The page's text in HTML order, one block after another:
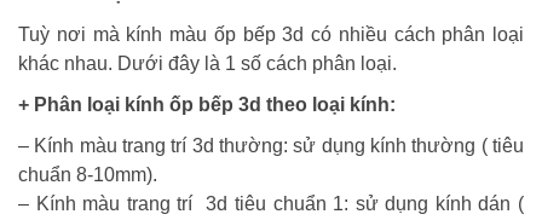
Tuỳ nơi mà kính màu ốp bếp 3d có nhiều cách phân loại
khác nhau. Dưới đây là 1 số cách phân loại.
+ Phân loại kính ốp bếp 3d theo loại kính:
– Kính màu trang trí 3d thường: sử dụng kính thường ( tiêu
chuẩn 8-10mm).
– Kính màu trang trí 3d tiêu chuẩn 1: sử dụng kính dán (